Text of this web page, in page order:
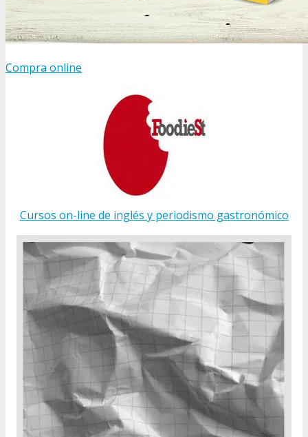
Compra online
Cursos on-line de inglés y periodismo gastronómico